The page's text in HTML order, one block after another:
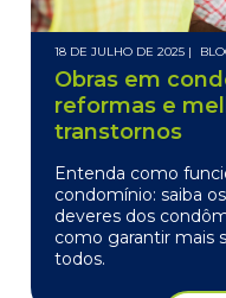
18 DE JULHO DE 2025 |
Obras em
reformas e
transtornos
Entenda como
condomínio: saiba
deveres dos
como garantir mais
todos.